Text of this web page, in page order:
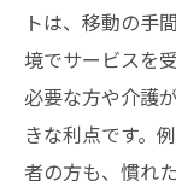
トは、移動の手
境でサービスを
必要な方や介護
きな利点です。
者の方も、慣れ